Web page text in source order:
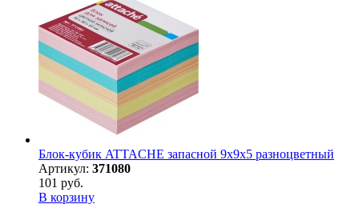
Блок-кубик ATTACHE запасной 9х9х5 разноцветный
Артикул: 371080
101 руб.
В корзину